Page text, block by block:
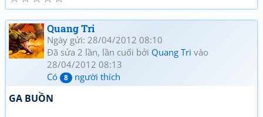
Quang Tri
Ngày gửi: 28/04/2012 08:10
Đã sửa 2 lần, lần cuối bởi Quang Tri vào
28/04/2012 08:13
Có
8 người thích
GA BUỒN